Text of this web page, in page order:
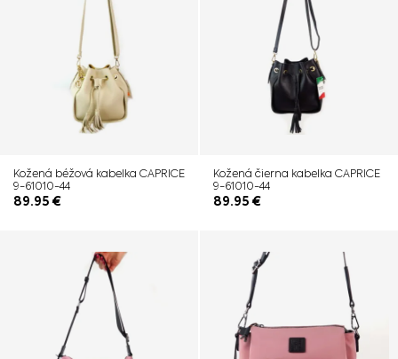
Kožená béžová kabelka CAPRICE
9-61010-44
89.95€
Kožená čierna kabelka CAPRICE
9-61010-44
89.95€